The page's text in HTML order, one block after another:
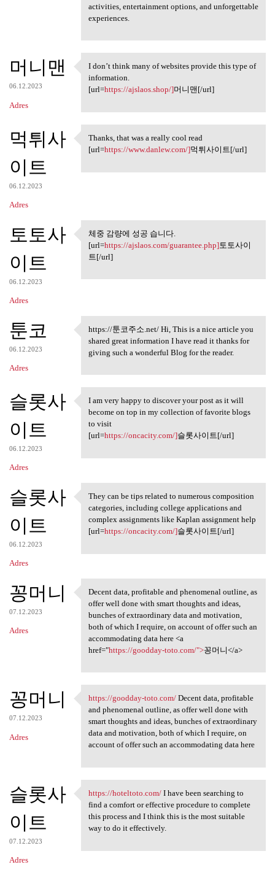
activities, entertainment options, and unforgettable
experiences.
머니맨
06.12.2023
Adres
I don’t think many of
I don’t think many of websites provide this type of
information.
[url=https://ajslaos.shop/]머니맨[/url]
먹튀사
이트
06.12.2023
Adres
Thanks, that was a really
Thanks, that was a really cool read
[url=https://www.danlew.com/]먹튀사이트[/url]
토토사
이트
06.12.2023
Adres
체중 감량에 성공 습니다.
체중 감량에 성공 습니다.
[url=https://ajslaos.com/guarantee.php]토토사이
트[/url]
툰코
06.12.2023
Adres
https://툰코주소.net/ Hi, This is
https://툰코주소.net/ Hi, This is a nice article you
shared great information I have read it thanks for
giving such a wonderful Blog for the reader.
슬롯사
이트
06.12.2023
Adres
I am very happy to discover
I am very happy to discover your post as it will
become on top in my collection of favorite blogs
to visit
[url=https://oncacity.com/]슬롯사이트[/url]
슬롯사
이트
06.12.2023
Adres
They can be tips related to
They can be tips related to numerous composition
categories, including college applications and
complex assignments like Kaplan assignment help
[url=https://oncacity.com/]슬롯사이트[/url]
꽁머니
07.12.2023
Adres
Decent data, profitable and
Decent data, profitable and phenomenal outline, as
offer well done with smart thoughts and ideas,
bunches of extraordinary data and motivation,
both of which I require, on account of offer such an
accommodating data here <a
href="https://goodday-toto.com/">꽁머니</a>
꽁머니
07.12.2023
Adres
https://goodday-toto.com/
https://goodday-toto.com/Decent data, profitable
and phenomenal outline, as offer well done with
smart thoughts and ideas, bunches of extraordinary
data and motivation, both of which I require, on
account of offer such an accommodating data here
슬롯사
이트
07.12.2023
Adres
https://hoteltoto.com/ I have
https://hoteltoto.com/I have been searching to
find a comfort or effective procedure to complete
this process and I think this is the most suitable
way to do it effectively.